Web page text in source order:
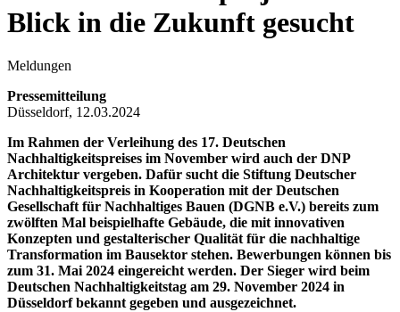
Blick in die Zukunft gesucht
Meldungen
Pressemitteilung
Düsseldorf, 12.03.2024
Im Rahmen der Verleihung des 17. Deutschen
Nachhaltigkeitspreises im November wird auch der DNP
Architektur vergeben. Dafür sucht die Stiftung Deutscher
Nachhaltigkeitspreis in Kooperation mit der Deutschen
Gesellschaft für Nachhaltiges Bauen (DGNB e.V.) bereits zum
zwölften Mal beispielhafte Gebäude, die mit innovativen
Konzepten und gestalterischer Qualität für die nachhaltige
Transformation im Bausektor stehen. Bewerbungen können bis
zum 31. Mai 2024 eingereicht werden. Der Sieger wird beim
Deutschen Nachhaltigkeitstag am 29. November 2024 in
Düsseldorf bekannt gegeben und ausgezeichnet.